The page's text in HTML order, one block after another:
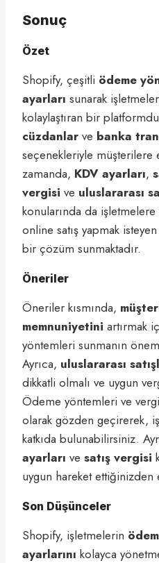
Sonuç
Özet
Shopify, çeşitli ödeme
ayarları sunarak
kolaylaştıran bir
cüzdanlar ve banka
seçenekleriyle müşterilere
zamanda, KDV ayarları,
vergisi ve uluslararası
konularında da
online satış yapmak
bir çözüm sunmaktadır.
Öneriler
Öneriler kısmında,
memnuniyetini artırmak
yöntemleri sunmanın
Ayrıca, uluslararası
dikkatli olmalı ve uygun
Ödeme yöntemleri ve vergi
olarak gözden geçirerek,
katkıda bulunabilirsiniz.
ayarları ve satış vergisi
uygun hareket ettiğinizden
Son Düşünceler
Shopify, işletmelerin
ayarlarını kolayca